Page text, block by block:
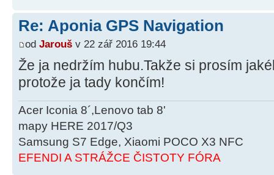
Re: Aponia GPS Navigation
od Jarouš v 22 zář 2016 19:44
Že ja nedržím hubu.Takže si prosím
protože ja tady končím!
Acer Iconia 8´,Lenovo tab 8'
mapy HERE 2017/Q3
Samsung S7 Edge, Xiaomi POCO X3 NFC
EFENDI A STRÁŽCE ČISTOTY FÓRA